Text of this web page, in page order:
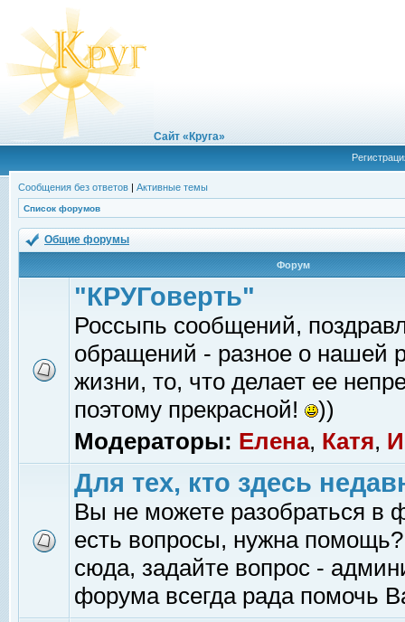
Сайт «Круга»
Сообщения без ответов | Активные темы
Список форумов
Общие форумы
Форум
"КРУГоверть"
Россыпь сообщений,
обращений - разное о нашей
жизни, то, что делает ее
поэтому прекрасной!
))
Модераторы: Елена, Катя,
Для тех, кто здесь
Вы не можете разобраться в
есть вопросы, нужна помощь?
сюда, задайте вопрос -
форума всегда рада помочь